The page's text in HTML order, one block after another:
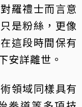
羅禮士而言意
是粉絲，更像
這段時間保有
安詳離世。
領域同樣具有